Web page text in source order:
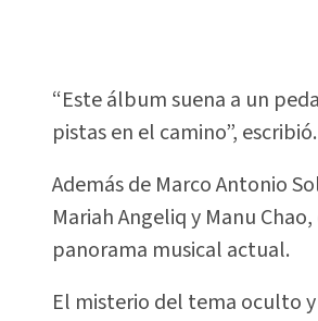
“Este álbum suena a un
pistas en el camino”, escribió.
Además de Marco Antonio
Mariah Angeliq y Manu
panorama musical actual.
El misterio del tema oculto